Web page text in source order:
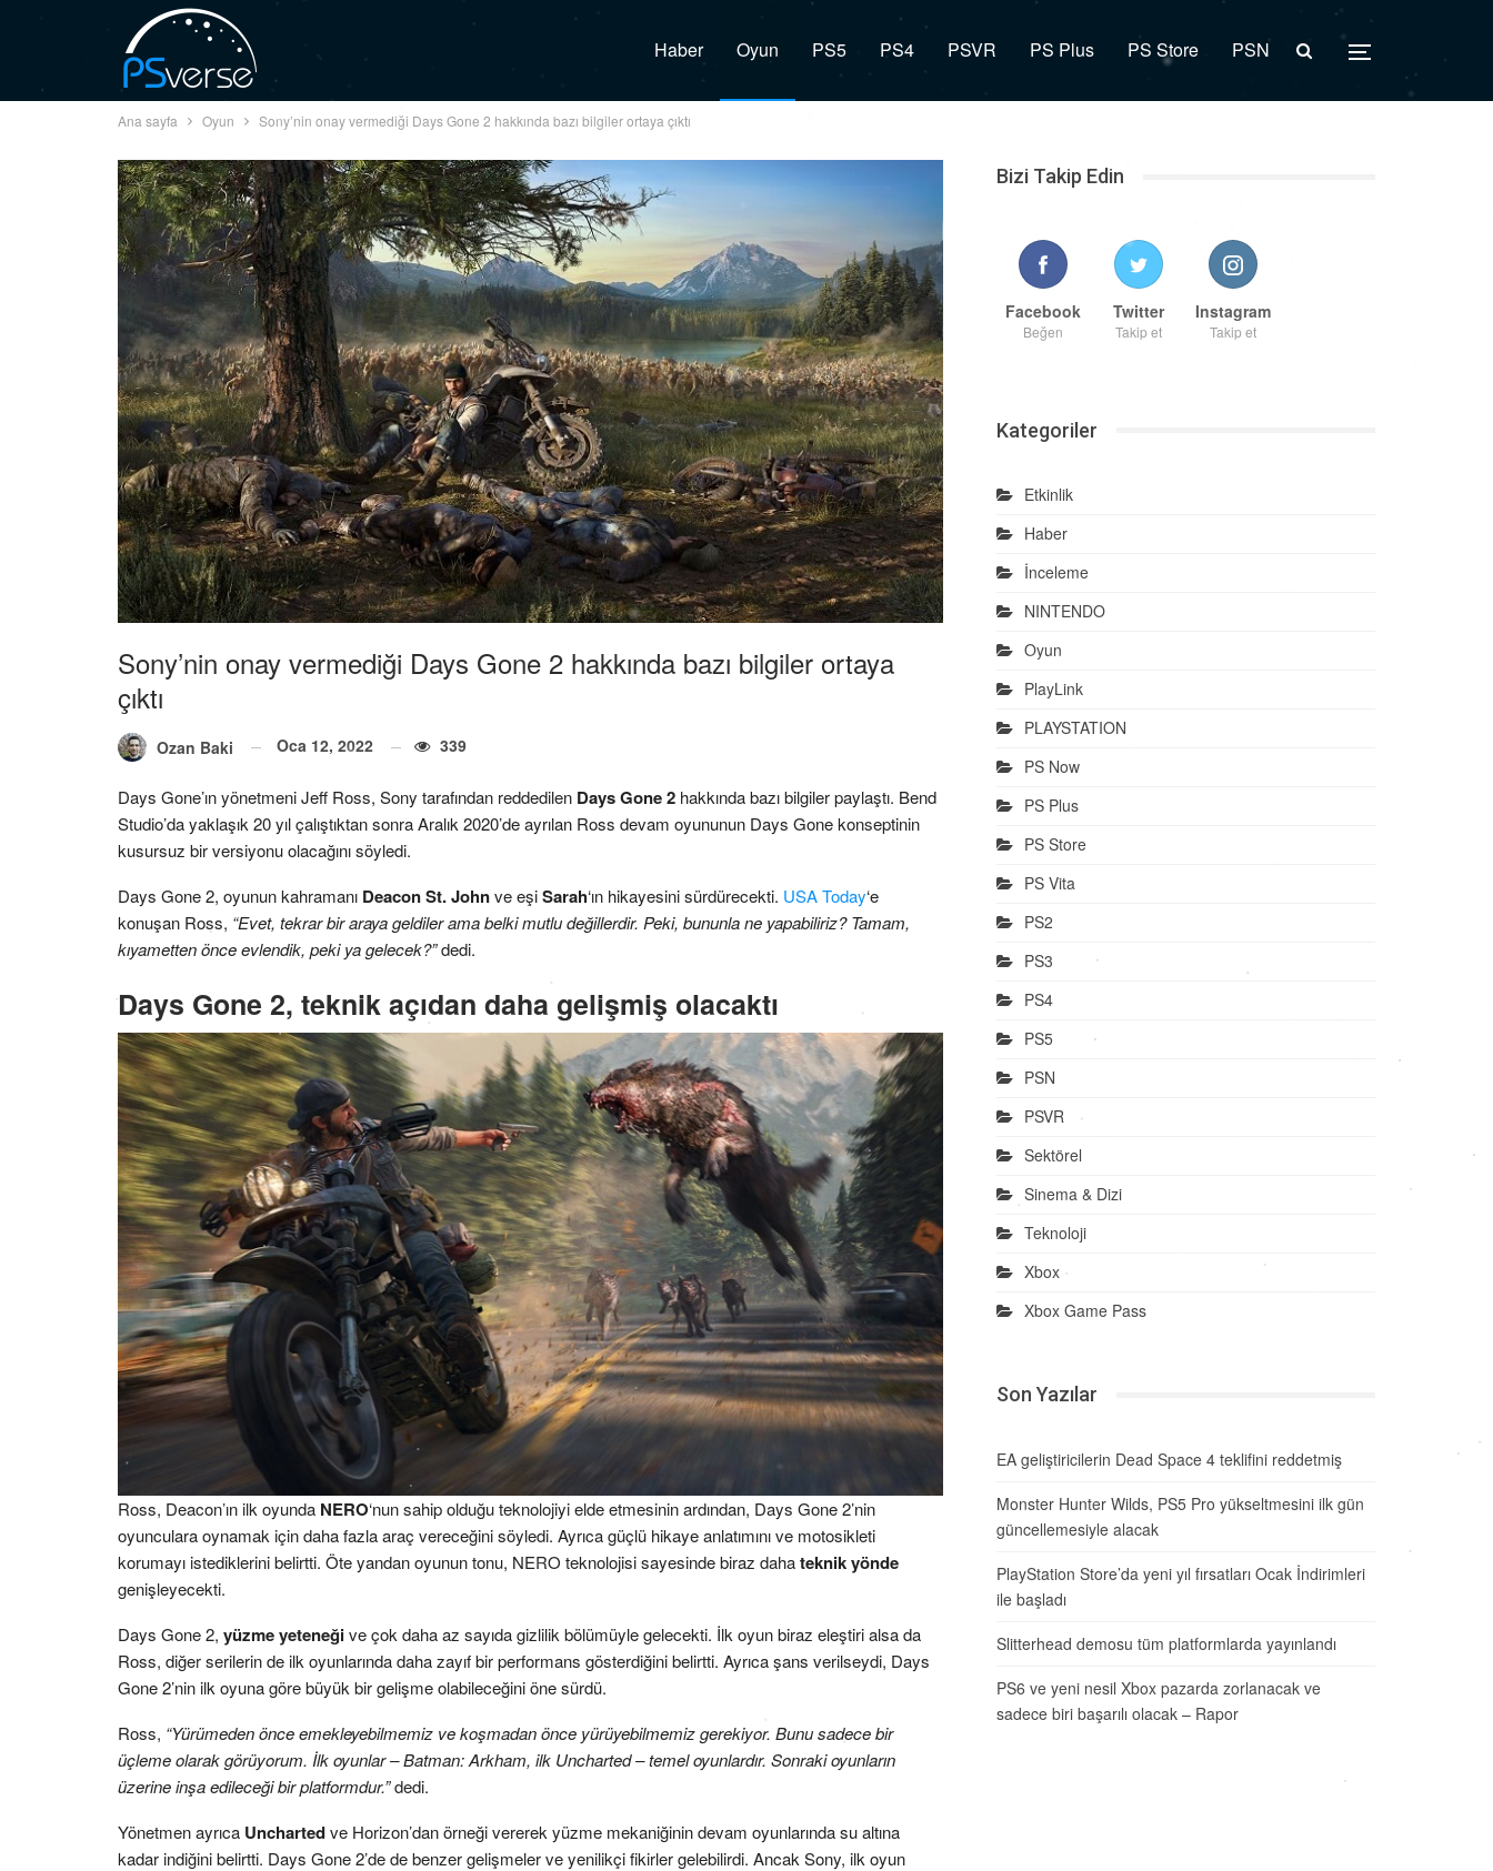
Haber Oyun PS5 PS4 PSVR PS Plus PS Store PSN
Ana sayfa Oyun Sony’nin onay vermediği Days Gone 2 hakkında bazı bilgiler ortaya çıktı
Sony’nin onay vermediği Days Gone 2 hakkında bazı bilgiler ortaya
çıktı
Ozan Baki Oca 12, 2022 339
Days Gone’ın yönetmeni Jeff Ross, Sony tarafından reddedilen Days Gone 2 hakkında bazı bilgiler paylaştı. Bend
Studio’da yaklaşık 20 yıl çalıştıktan sonra Aralık 2020’de ayrılan Ross devam oyununun Days Gone konseptinin
kusursuz bir versiyonu olacağını söyledi.
Days Gone 2, oyunun kahramanı Deacon St. Johnve eşiSarah‘ın hikayesini sürdürecekti. USA Today‘e
konuşan Ross, “Evet, tekrar bir araya geldiler ama belki mutlu değillerdir. Peki, bununla ne yapabiliriz? Tamam,
kıyametten önce evlendik, peki ya gelecek?”dedi.
Days Gone 2, teknik açıdan daha gelişmiş olacaktı
Ross, Deacon’ın ilk oyunda NERO‘nun sahip olduğu teknolojiyi elde etmesinin ardından, Days Gone 2’nin
oyunculara oynamak için daha fazla araç vereceğini söyledi. Ayrıca güçlü hikaye anlatımını ve motosikleti
korumayı istediklerini belirtti. Öte yandan oyunun tonu, NERO teknolojisi sayesinde biraz dahateknik yönde
genişleyecekti.
Days Gone 2, yüzme yeteneğive çok daha az sayıda gizlilik bölümüyle gelecekti. İlk oyun biraz eleştiri alsa da
Ross, diğer serilerin de ilk oyunlarında daha zayıf bir performans gösterdiğini belirtti. Ayrıca şans verilseydi, Days
Gone 2’nin ilk oyuna göre büyük bir gelişme olabileceğini öne sürdü.
Ross, “Yürümeden önce emekleyebilmemiz ve koşmadan önce yürüyebilmemiz gerekiyor. Bunu sadece bir
üçleme olarak görüyorum. İlk oyunlar – Batman: Arkham, ilk Uncharted – temel oyunlardır. Sonraki oyunların
üzerine inşa edileceği bir platformdur.”dedi.
Yönetmen ayrıca Unchartedve Horizon’dan örneği vererek yüzme mekaniğinin devam oyunlarında su altına
kadar indiğini belirtti. Days Gone 2’de de benzer gelişmeler ve yenilikçi fikirler gelebilirdi. Ancak Sony, ilk oyun
Bizi Takip Edin
Facebook
Beğen
Twitter
Takip et
Instagram
Takip et
Kategoriler
Etkinlik
Haber
İnceleme
NINTENDO
Oyun
PlayLink
PLAYSTATION
PS Now
PS Plus
PS Store
PS Vita
PS2
PS3
PS4
PS5
PSN
PSVR
Sektörel
Sinema & Dizi
Teknoloji
Xbox
Xbox Game Pass
Son Yazılar
EA geliştiricilerin Dead Space 4 teklifini reddetmiş
Monster Hunter Wilds, PS5 Pro yükseltmesini ilk gün
güncellemesiyle alacak
PlayStation Store’da yeni yıl fırsatları Ocak İndirimleri
ile başladı
Slitterhead demosu tüm platformlarda yayınlandı
PS6 ve yeni nesil Xbox pazarda zorlanacak ve
sadece biri başarılı olacak – Rapor